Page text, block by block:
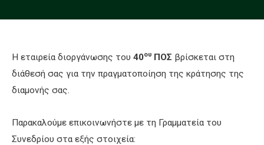
Η εταιρεία διοργάνωσης του 40ου ΠΟΣ βρίσκεται στη
διάθεσή σας για την πραγματοποίηση της κράτησης της
διαμονής σας.
Παρακαλούμε επικοινωνήστε με τη Γραμματεία του
Συνεδρίου στα εξής στοιχεία: